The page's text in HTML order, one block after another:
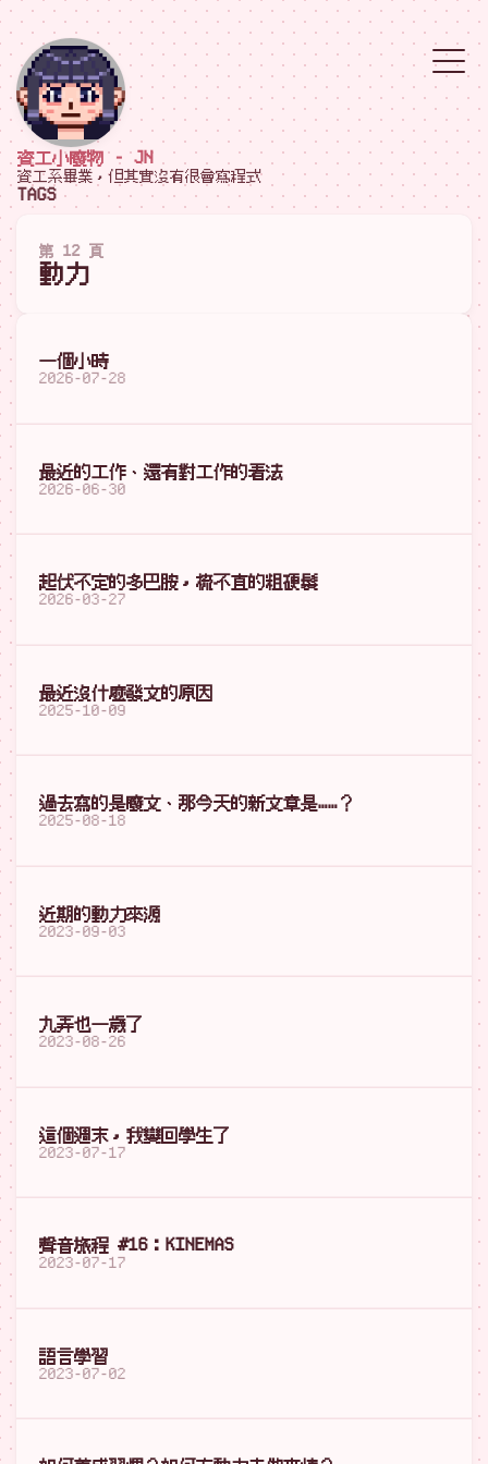
資工小廢物 - JN
資工系畢業，但其實沒有很會寫程式
TAGS
第 12 頁
動力
一個小時
2026-07-28
最近的工作、還有對工作的看法
2026-06-30
起伏不定的多巴胺，梳不直的粗硬髮
2026-03-27
最近沒什麼發文的原因
2025-10-09
過去寫的是廢文、那今天的新文章是……？
2025-08-18
近期的動力來源
2023-09-03
九弄也一歲了
2023-08-26
這個週末，我變回學生了
2023-07-17
聲音旅程 #16：KINEMAS
2023-07-17
語言學習
2023-07-02